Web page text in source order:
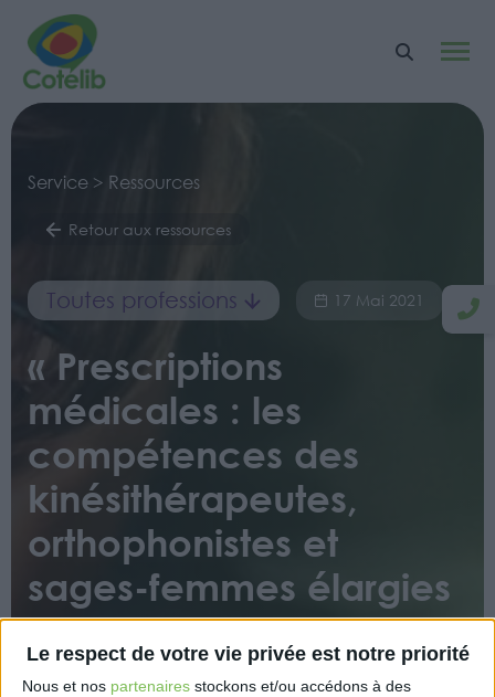
Le respect de votre vie privée est notre priorité
Nous et nos partenaires stockons et/ou accédons à des
Service > Ressources
Retour aux ressources
Toutes professions 17 Mai 2021
« Prescriptions
médicales : les
compétences des
kinésithérapeutes,
orthophonistes et
sages-femmes élargies
«